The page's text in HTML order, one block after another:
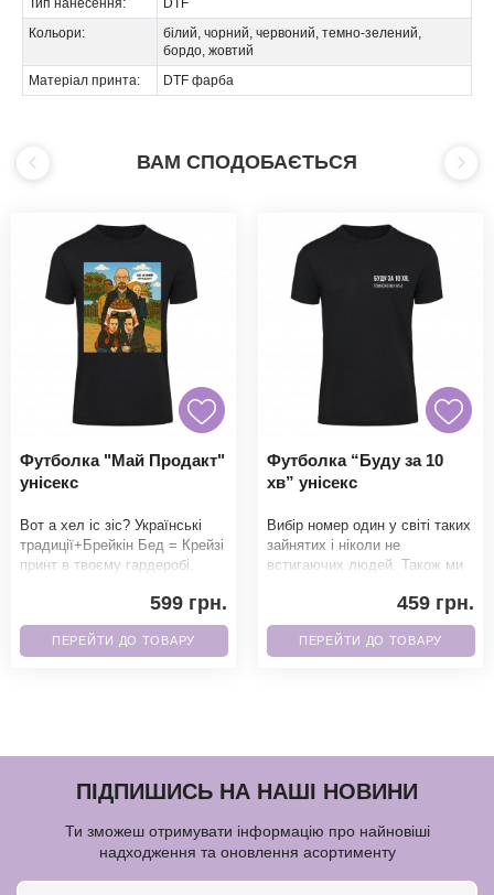
Тип нанесення:
DTF
Кольори:
білий, чорний, червоний, темно-зелений,
бордо, жовтий
Матеріал принта:
DTF фарба
ВАМ СПОДОБАЄТЬСЯ
Футболка "Май Продакт"
унісекс
Вот а хел іс зіс? Українські
традиції+Брейкін Бед = Крейзі
принт в твоєму гардеробі.
599 грн.
ПЕРЕЙТИ ДО ТОВАРУ
Футболка “Буду за 10
хв” унісекс
Вибір номер один у світі таких
зайнятих і ніколи не
встигаючих людей. Також ми
459 грн.
ПЕРЕЙТИ ДО ТОВАРУ
ПІДПИШИСЬ НА НАШІ НОВИНИ
Ти зможеш отримувати інформацію про найновіші
надходження та оновлення асортименту